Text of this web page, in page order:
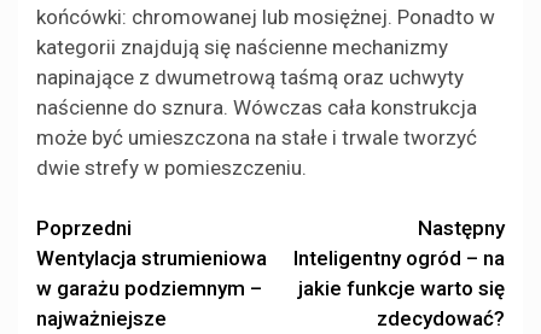
końcówki: chromowanej lub mosiężnej. Ponadto w
kategorii znajdują się naścienne mechanizmy
napinające z dwumetrową taśmą oraz uchwyty
naścienne do sznura. Wówczas cała konstrukcja
może być umieszczona na stałe i trwale tworzyć
dwie strefy w pomieszczeniu.
Zobacz
wpisy
Poprzedni
Wentylacja strumieniowa
w garażu podziemnym –
najważniejsze
Następny
Inteligentny ogród – na
jakie funkcje warto się
zdecydować?